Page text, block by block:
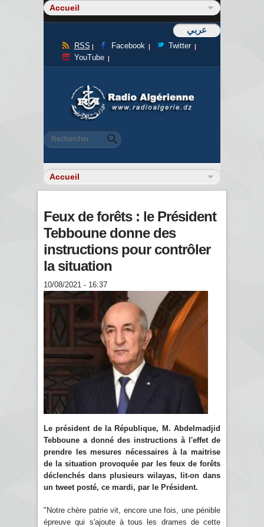
عربي
RSS Facebook
Twitter
YouTube
Formulaire de recherche
Rechercher
Feux de forêts : le Président
Tebboune donne des
instructions pour contrôler
la situation
10/08/2021 - 16:37
Le président de la République, M. Abdelmadjid
Tebboune a donné des instructions à l'effet de
prendre les mesures nécessaires à la maitrise
de la situation provoquée par les feux de forêts
déclenchés dans plusieurs wilayas, lit-on dans
un tweet posté, ce mardi, par le Président.
"Notre chère patrie vit, encore une fois, une pénible
épreuve qui s'ajoute à tous les drames de cette